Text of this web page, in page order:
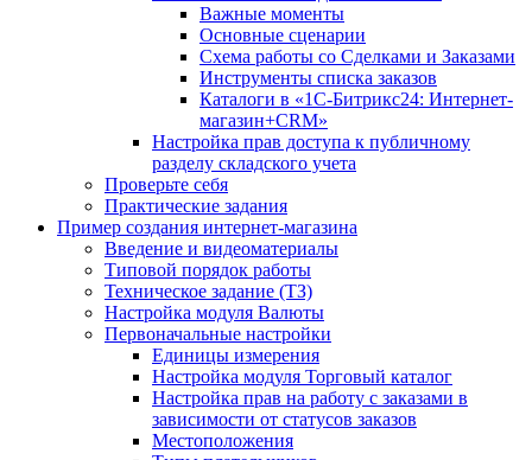
Важные моменты
Основные сценарии
Схема работы со Сделками и Заказами
Инструменты списка заказов
Каталоги в «1С-Битрикс24: Интернет-
магазин+CRM»
Настройка прав доступа к публичному
разделу складского учета
Проверьте себя
Практические задания
Пример создания интернет-магазина
Введение и видеоматериалы
Типовой порядок работы
Техническое задание (ТЗ)
Настройка модуля Валюты
Первоначальные настройки
Единицы измерения
Настройка модуля Торговый каталог
Настройка прав на работу с заказами в
зависимости от статусов заказов
Местоположения